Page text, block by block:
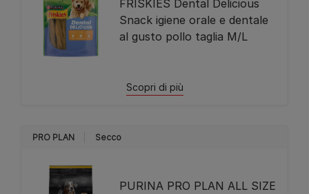
FRISKIES Dental Delicious
Snack igiene orale e dentale
al gusto pollo taglia M/L
Scopri di più
PRO PLAN Secco
PURINA PRO PLAN ALL SIZE